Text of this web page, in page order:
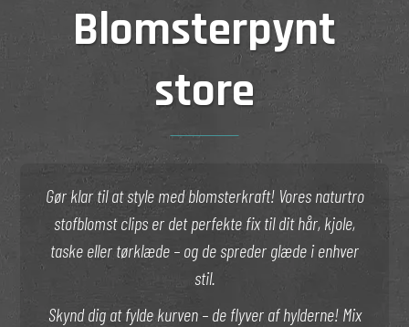
Blomsterpynt
store
Gør klar til at style med blomsterkraft! Vores naturtro
stofblomst clips er det perfekte fix til dit hår, kjole,
taske eller tørklæde – og de spreder glæde i enhver
stil.
Skynd dig at fylde kurven – de flyver af hylderne! Mix